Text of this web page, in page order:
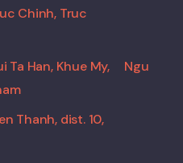
Chinh, Truc
Ta Han, Khue My,
Ngu
Thanh, dist. 10,